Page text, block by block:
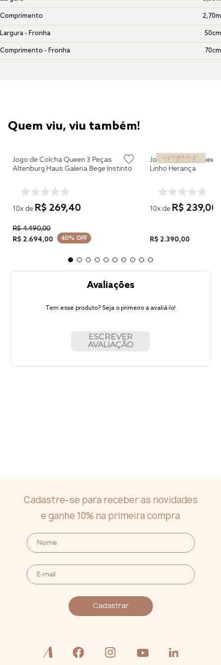
Comprimento 2,70m
Largura - Fronha 50cm
Comprimento - Fronha 70cm
Quem viu, viu também!
Jogo de Colcha Queen 3 Peças
Altenburg Haus Galeria Bege Instinto
10x de R$ 269,40
R$4.490,00
R$ 2.694,00 40% OFF
Jogo de Cama
Linho Herança
10x de R$ 239,00
R$2.390,00
Avaliações
Tem esse produto? Seja o primeiro a avaliá-lo!
ESCREVER
AVALIAÇÃO
Cadastre-se para receber as novidades
e ganhe 10% na primeira compra
Cadastrar